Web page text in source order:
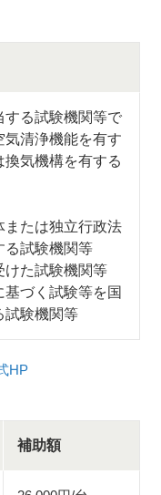
する試験機関等で
気清浄機能を有す
換気機構を有する
たは独立行政法
る試験機関等
た試験機関等
づく試験等を国
試験機関等
HP
補助額